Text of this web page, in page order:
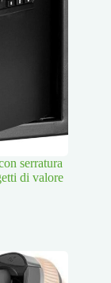
serratura
di valore